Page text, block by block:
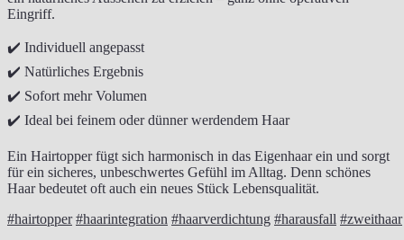
Eingriff.
✔️ Individuell angepasst
✔️ Natürliches Ergebnis
✔️ Sofort mehr Volumen
✔️ Ideal bei feinem oder dünner werdendem Haar
Ein Hairtopper fügt sich harmonisch in das Eigenhaar ein und sorgt
für ein sicheres, unbeschwertes Gefühl im Alltag. Denn schönes
Haar bedeutet oft auch ein neues Stück Lebensqualität.
#hairtopper #haarintegration #haarverdichtung #harausfall #zweithaar